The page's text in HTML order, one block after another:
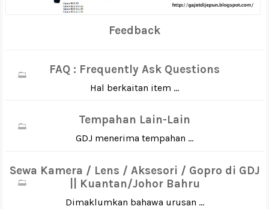
Feedback
FAQ : Frequently Ask Questions
Hal berkaitan item ...
Tempahan Lain-Lain
GDJ menerima tempahan ...
Sewa Kamera / Lens / Aksesori / Gopro di GDJ
|| Kuantan/Johor Bahru
Dimaklumkan bahawa urusan ...